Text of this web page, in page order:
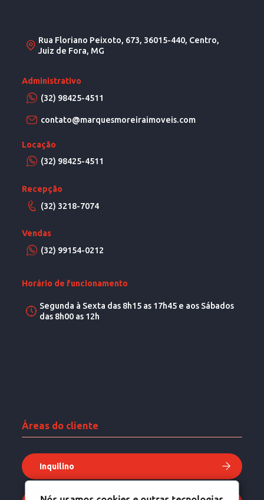
Rua Floriano Peixoto, 673, 36015-440, Centro,
Juiz de Fora, MG
Administrativo
(32) 98425-4511
contato@marquesmoreiraimoveis.com
Locação
(32) 98425-4511
Recepção
(32) 3218-7074
Vendas
(32) 99154-0212
Horário de funcionamento
Segunda à Sexta das 8h15 as 17h45 e aos Sábados
das 8h00 as 12h
Áreas do cliente
Inquilino